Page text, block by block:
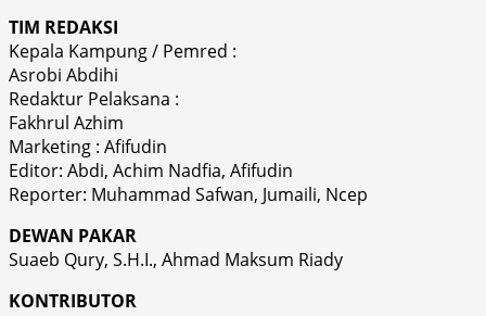
TIM REDAKSI
Kepala Kampung / Pemred :
Asrobi Abdihi
Redaktur Pelaksana :
Fakhrul Azhim
Marketing : Afifudin
Editor: Abdi, Achim Nadfia, Afifudin
Reporter: Muhammad Safwan, Jumaili, Ncep
DEWAN PAKAR
Suaeb Qury, S.H.I., Ahmad Maksum Riady
KONTRIBUTOR